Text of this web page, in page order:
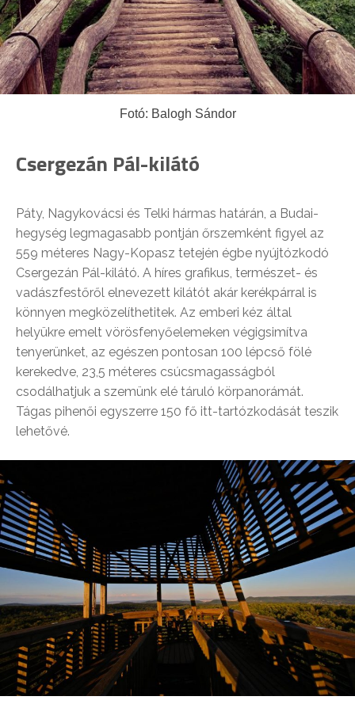
Fotó: Balogh Sándor
Csergezán Pál-kilátó
Páty, Nagykovácsi és Telki hármas határán, a Budai-
hegység legmagasabb pontján őrszemként figyel az
559 méteres Nagy-Kopasz tetején égbe nyújtózkodó
Csergezán Pál-kilátó. A híres grafikus, természet- és
vadászfestőről elnevezett kilátót akár kerékpárral is
könnyen megközelíthetitek. Az emberi kéz által
helyükre emelt vörösfenyőelemeken végigsimítva
tenyerünket, az egészen pontosan 100 lépcső fölé
kerekedve, 23,5 méteres csúcsmagasságból
csodálhatjuk a szemünk elé táruló körpanorámát.
Tágas pihenői egyszerre 150 fő itt-tartózkodását teszik
lehetővé.